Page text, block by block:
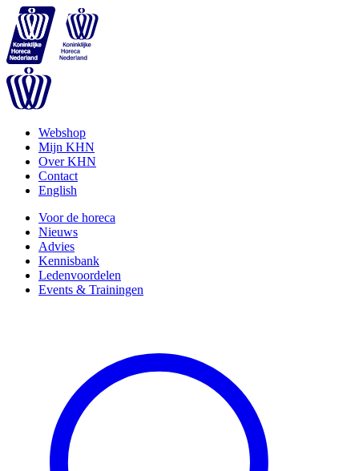
Webshop
Mijn KHN
Over KHN
Contact
English
Voor de horeca
Nieuws
Advies
Kennisbank
Ledenvoordelen
Events & Trainingen